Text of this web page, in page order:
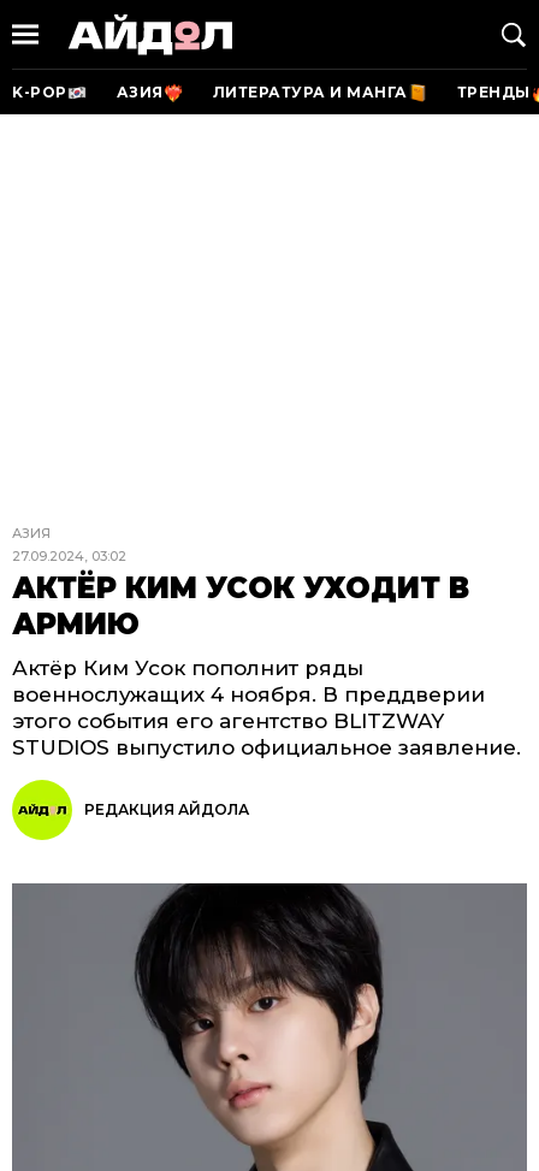
K-POP АЗИЯ ЛИТЕРАТУРА И МАНГА ТРЕНДЫ
АЗИЯ
27.09.2024, 03:02
АКТЁР КИМ УСОК УХОДИТ В
АРМИЮ
Актёр Ким Усок пополнит ряды
военнослужащих 4 ноября. В преддверии
этого события его агентство BLITZWAY
STUDIOS выпустило официальное заявление.
РЕДАКЦИЯ АЙДОЛА